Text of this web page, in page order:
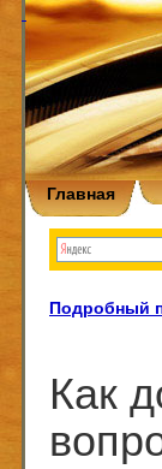
Главная
Подробный
Как